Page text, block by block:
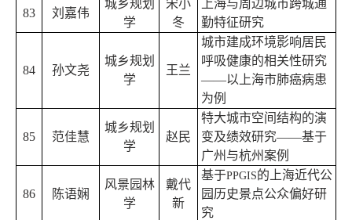
83 刘嘉伟
城乡规划
学
宋小
冬
上海与周边城市跨城通
勤特征研究
84 孙文尧
城乡规划
学
王兰
城市建成环境影响居民
呼吸健康的相关性研究
——以上海市肺癌病患
为例
85 范佳慧
城乡规划
学
赵民
特大城市空间结构的演
变及绩效研究——基于
广州与杭州案例
86 陈语娴
风景园林
学
戴代
新
基于PPGIS的上海近代公
园历史景点公众偏好研
究